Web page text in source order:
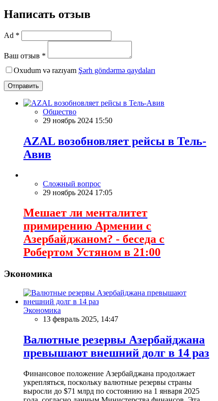
Написать отзыв
Ad *
Ваш отзыв *
Oxudum və razıyam Şərh göndərmə qaydaları
Отправить
Общество
29 ноябрь 2024 15:50
AZAL возобновляет рейсы в Тель-
Авив
Сложный вопрос
29 ноябрь 2024 17:05
Мешает ли менталитет
примирению Армении с
Азербайджаном? - беседа с
Робертом Устяном в 21:00
Экономика
Экономика
13 февраль 2025, 14:47
Валютные резервы Азербайджана
превышают внешний долг в 14 раз
Финансовое положение Азербайджана продолжает
укрепляться, поскольку валютные резервы страны
выросли до $71 млрд по состоянию на 1 января 2025